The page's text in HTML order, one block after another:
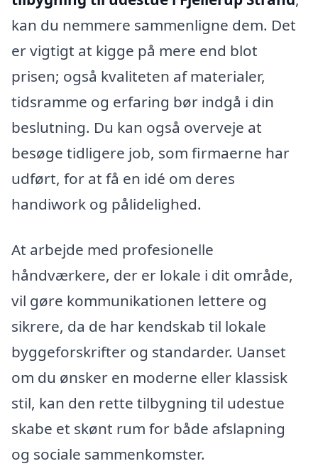
kan du nemmere sammenligne dem. Det
er vigtigt at kigge på mere end blot
prisen; også kvaliteten af materialer,
tidsramme og erfaring bør indgå i din
beslutning. Du kan også overveje at
besøge tidligere job, som firmaerne har
udført, for at få en idé om deres
handiwork og pålidelighed.
At arbejde med profesionelle
håndværkere, der er lokale i dit område,
vil gøre kommunikationen lettere og
sikrere, da de har kendskab til lokale
byggeforskrifter og standarder. Uanset
om du ønsker en moderne eller klassisk
stil, kan den rette tilbygning til udestue
skabe et skønt rum for både afslapning
og sociale sammenkomster.